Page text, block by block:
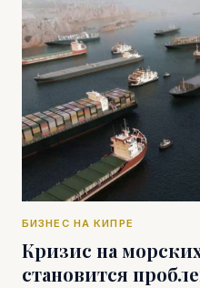
БИЗНЕС НА КИПРЕ
Кризис на
становится